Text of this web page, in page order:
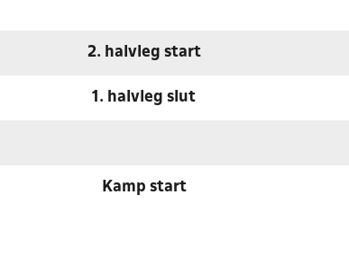
2. halvleg start
1. halvleg slut
Kamp start